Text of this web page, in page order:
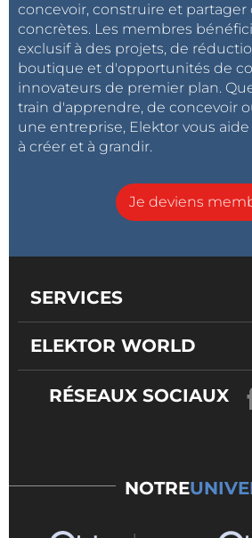
concevoir, construire et partager
concrètes. Les membres
exclusif à des projets, de
boutique et d'opportunités de
innovateurs de premier plan.
train d'apprendre, de concevoir
une entreprise, Elektor vous
à créer et à grandir.
Je deviens
SERVICES
ELEKTOR WORLD
RÉSEAUX SOCIAUX
NOTRE